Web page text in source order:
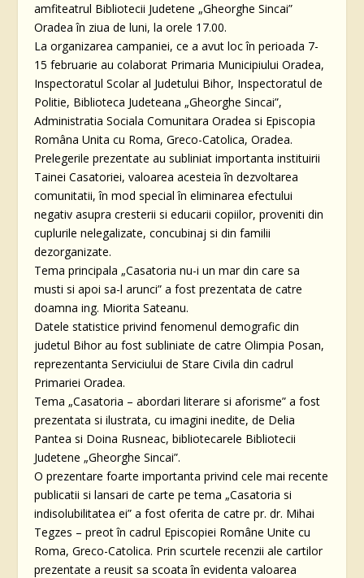
amfiteatrul Bibliotecii Judetene „Gheorghe Sincai”
Oradea în ziua de luni, la orele 17.00.
La organizarea campaniei, ce a avut loc în perioada 7-
15 februarie au colaborat Primaria Municipiului Oradea,
Inspectoratul Scolar al Judetului Bihor, Inspectoratul de
Politie, Biblioteca Judeteana „Gheorghe Sincai”,
Administratia Sociala Comunitara Oradea si Episcopia
Româna Unita cu Roma, Greco-Catolica, Oradea.
Prelegerile prezentate au subliniat importanta instituirii
Tainei Casatoriei, valoarea acesteia în dezvoltarea
comunitatii, în mod special în eliminarea efectului
negativ asupra cresterii si educarii copiilor, proveniti din
cuplurile nelegalizate, concubinaj si din familii
dezorganizate.
Tema principala „Casatoria nu-i un mar din care sa
musti si apoi sa-l arunci” a fost prezentata de catre
doamna ing. Miorita Sateanu.
Datele statistice privind fenomenul demografic din
judetul Bihor au fost subliniate de catre Olimpia Posan,
reprezentanta Serviciului de Stare Civila din cadrul
Primariei Oradea.
Tema „Casatoria – abordari literare si aforisme” a fost
prezentata si ilustrata, cu imagini inedite, de Delia
Pantea si Doina Rusneac, bibliotecarele Bibliotecii
Judetene „Gheorghe Sincai”.
O prezentare foarte importanta privind cele mai recente
publicatii si lansari de carte pe tema „Casatoria si
indisolubilitatea ei” a fost oferita de catre pr. dr. Mihai
Tegzes – preot în cadrul Episcopiei Române Unite cu
Roma, Greco-Catolica. Prin scurtele recenzii ale cartilor
prezentate a reusit sa scoata în evidenta valoarea